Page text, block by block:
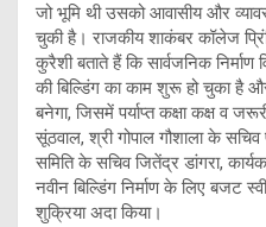
जो भूमि थी उसको आवासीय और
चुकी है। राजकीय शाकंबर कॉलेज
कुरैशी बताते हैं कि सार्वजनिक निर्माण
की बिल्डिंग का काम शुरू हो चुका
बनेगा, जिसमें पर्याप्त कक्षा कक्ष व
सूंठवाल, श्री गोपाल गौशाला के
समिति के सचिव जितेंद्र डांगरा,
नवीन बिल्डिंग निर्माण के लिए बजट
शुक्रिया अदा किया।